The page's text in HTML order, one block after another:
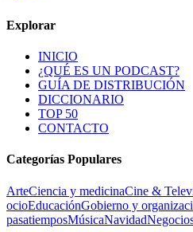
Explorar
INICIO
¿QUÉ ES UN PODCAST?
GUÍA DE DISTRIBUCIÓN
DICCIONARIO
TOP 50
CONTACTO
Categorías Populares
ArteCiencia y medicinaCine &
ocioEducaciónGobierno y
pasatiemposMúsicaNavidad